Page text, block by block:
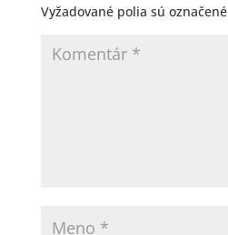
Vyžadované polia sú označené